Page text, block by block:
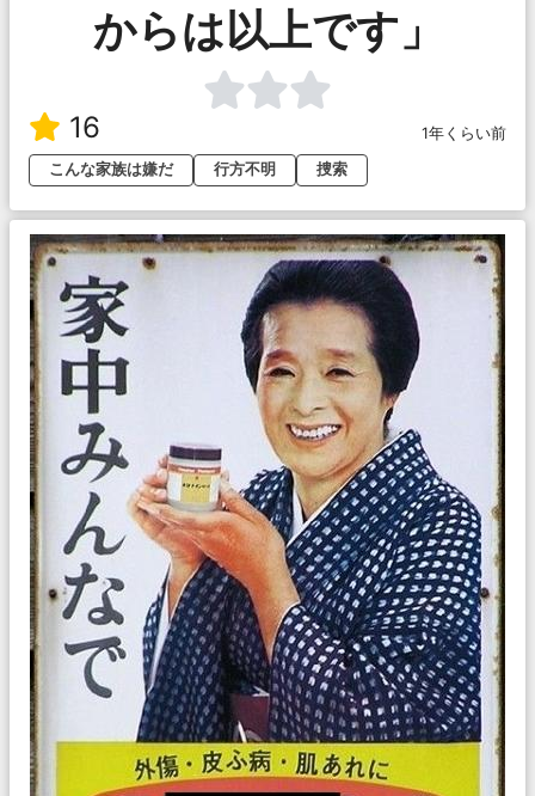
からは以上です」
16
1年くらい前
こんな家族は嫌だ
行方不明 捜索